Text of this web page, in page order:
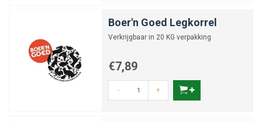
Boer'n Goed Legkorrel
Verkrijgbaar in 20 KG verpakking
€7,89
- +